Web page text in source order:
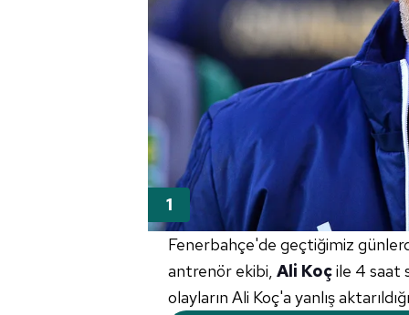
Fenerbahçe'de geçtiğimiz
antrenör ekibi, Ali Koçile 4 saat
olayların Ali Koç'a yanlış